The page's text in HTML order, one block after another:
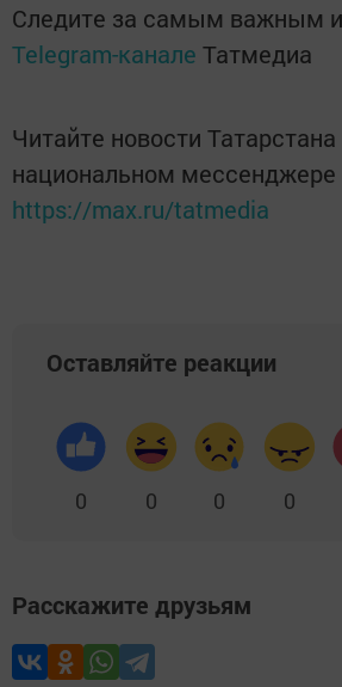
Следите за самым важным
Telegram-канале Татмедиа
Читайте новости Татарстана
национальном
https://max.ru/tatmedia
Оставляйте реакции
0 0 0 0
Расскажите друзьям